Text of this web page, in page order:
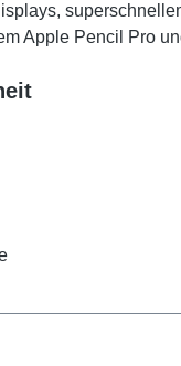
Apple Pencil Pro